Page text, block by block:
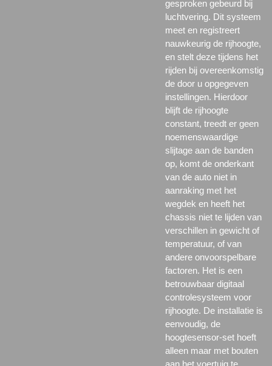
gesproken gebeurd bij
luchtvering. Dit systeem
meet en registreert
nauwkeurig de rijhoogte,
en stelt deze tijdens het
rijden bij overeenkomstig
de door u opgegeven
instellingen. Hierdoor
blijft de rijhoogte
constant, treedt er geen
noemenswaardige
slijtage aan de banden
op, komt de onderkant
van de auto niet in
aanraking met het
wegdek en heeft het
chassis niet te lijden van
verschillen in gewicht of
temperatuur, of van
andere onvoorspelbare
factoren. Het is een
betrouwbaar digitaal
controlesysteem voor
rijhoogte. De installatie is
eenvoudig, de
hoogtesensor-set hoeft
alleen maar met bouten